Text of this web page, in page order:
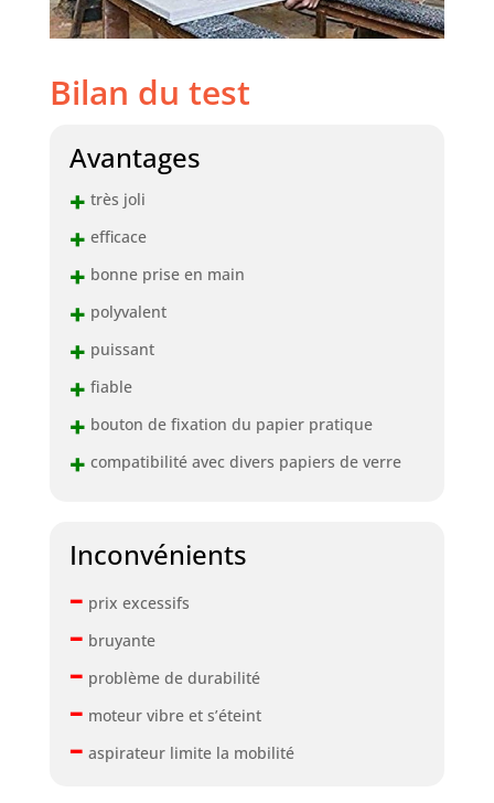
Bilan du test
Avantages
+ très joli
+ efficace
+ bonne prise en main
+ polyvalent
+ puissant
+ fiable
+ bouton de fixation du papier pratique
+ compatibilité avec divers papiers de verre
Inconvénients
– prix excessifs
– bruyante
– problème de durabilité
– moteur vibre et s’éteint
– aspirateur limite la mobilité